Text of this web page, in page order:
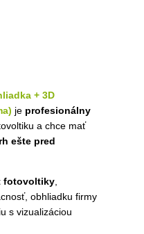
+ 3D
je profesionálny
a chce mať
ešte pred
fotovoltiky,
obhliadku firmy
s vizualizáciou